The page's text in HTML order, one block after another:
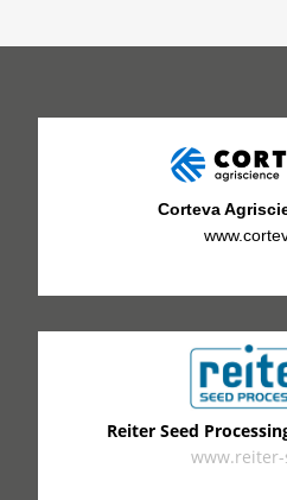
Corteva
Reiter Seed
www.reiter-